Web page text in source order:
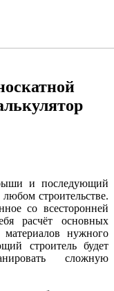
и последующий
строительстве.
со всесторонней
расчёт основных
нужного
строитель будет
сложную